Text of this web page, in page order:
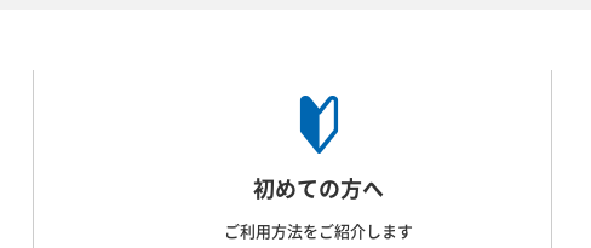
初めての方へ
ご利用方法をご紹介します